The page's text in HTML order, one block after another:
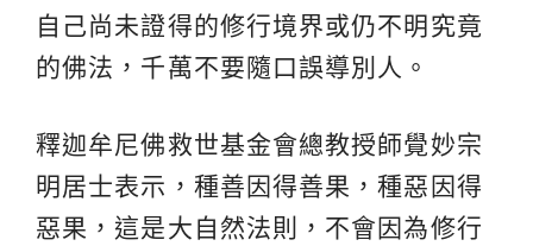
自己尚未證得的修行境界或仍不明究竟
的佛法，千萬不要隨口誤導別人。
釋迦牟尼佛救世基金會總教授師覺妙宗
明居士表示，種善因得善果，種惡因得
惡果，這是大自然法則，不會因為修行